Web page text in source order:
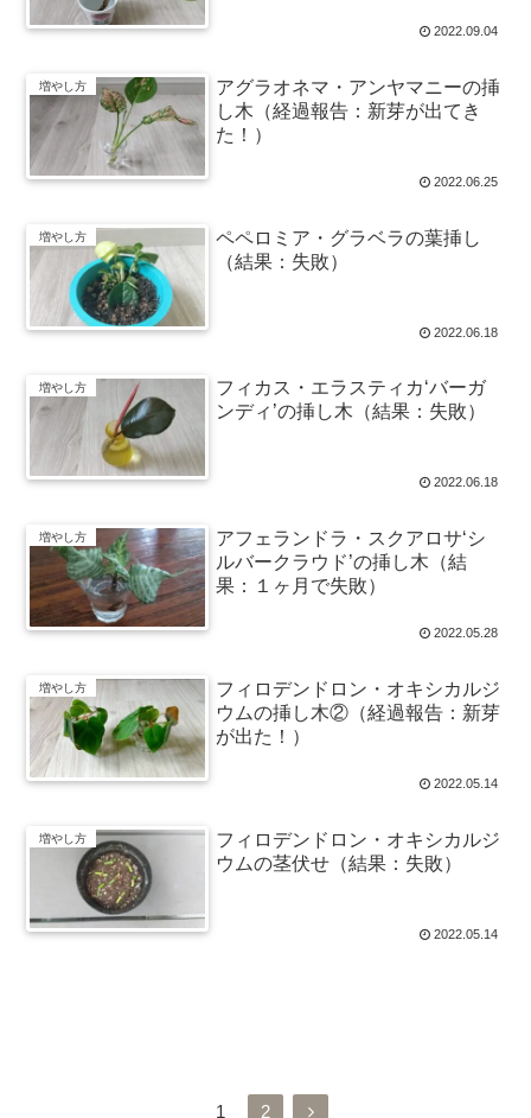
2022.09.04
増やし方
アグラオネマ・アンヤマニーの挿
し木（経過報告：新芽が出てき
た！）
2022.06.25
増やし方
ペペロミア・グラベラの葉挿し
（結果：失敗）
2022.06.18
増やし方
フィカス・エラスティカ‘バーガ
ンディ’の挿し木（結果：失敗）
2022.06.18
増やし方
アフェランドラ・スクアロサ‘シ
ルバークラウド’の挿し木（結
果：１ヶ月で失敗）
2022.05.28
増やし方
フィロデンドロン・オキシカルジ
ウムの挿し木②（経過報告：新芽
が出た！）
2022.05.14
増やし方
フィロデンドロン・オキシカルジ
ウムの茎伏せ（結果：失敗）
2022.05.14
1 2 次